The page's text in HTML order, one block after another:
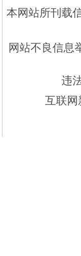
本网站所刊载
网站不良信息
违
互联网